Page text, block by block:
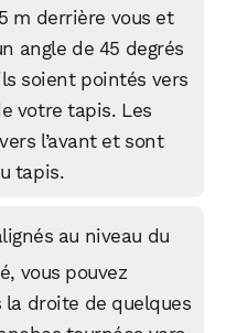
m derrière vous et
angle de 45 degrés
soient pointés vers
votre tapis. Les
l’avant et sont
tapis.
au niveau du
vous pouvez
droite de quelques